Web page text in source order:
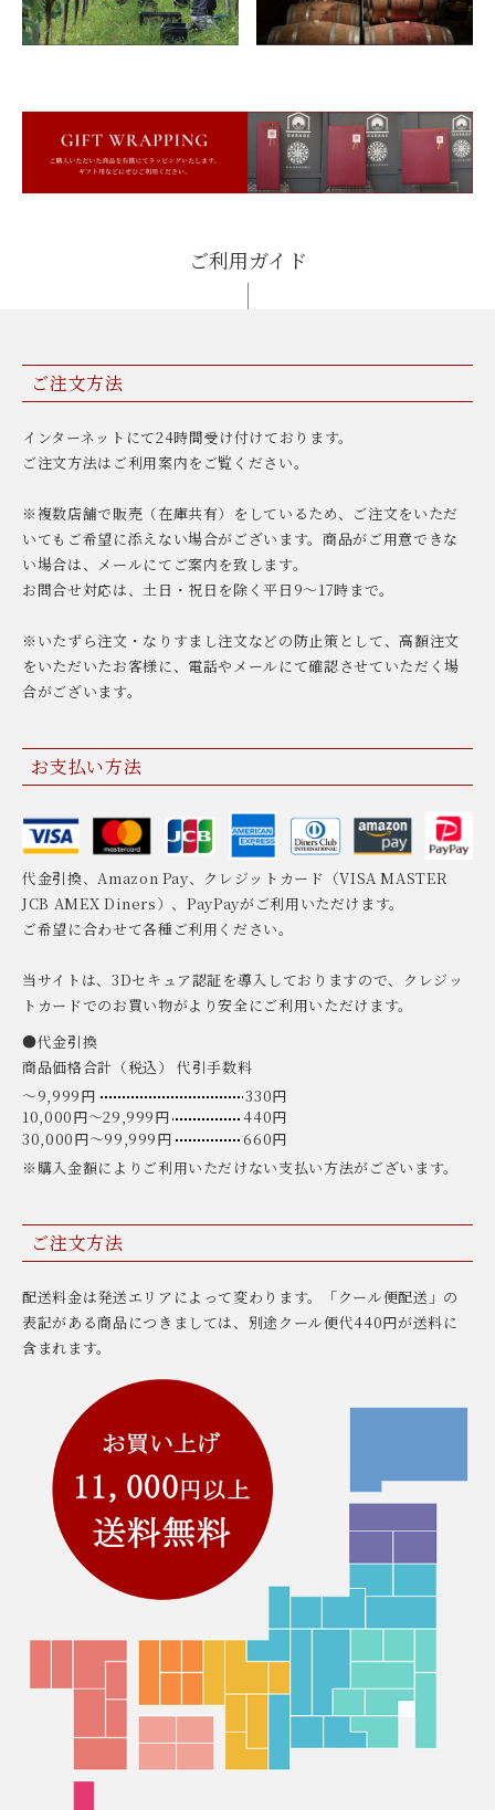
ご利用ガイド
ご注文方法
インターネットにて24時間受け付けております。
ご注文方法はご利用案内をご覧ください。
※複数店舗で販売（在庫共有）をしているため、ご注文をいただ
いてもご希望に添えない場合がございます。商品がご用意できな
い場合は、メールにてご案内を致します。
お問合せ対応は、土日・祝日を除く平日9〜17時まで。
※いたずら注文・なりすまし注文などの防止策として、高額注文
をいただいたお客様に、電話やメールにて確認させていただく場
合がございます。
お支払い方法
代金引換、Amazon Pay、クレジットカード（VISA MASTER
JCB AMEX Diners）、PayPayがご利用いただけます。
ご希望に合わせて各種ご利用ください。
当サイトは、3Dセキュア認証を導入しておりますので、クレジッ
トカードでのお買い物がより安全にご利用いただけます。
●代金引換
商品価格合計（税込） 代引手数料
〜9,999円
330円
10,000円〜29,999円
440円
30,000円〜99,999円
660円
※購入金額によりご利用いただけない支払い方法がございます。
ご注文方法
配送料金は発送エリアによって変わります。「クール便配送」の
表記がある商品につきましては、別途クール便代440円が送料に
含まれます。